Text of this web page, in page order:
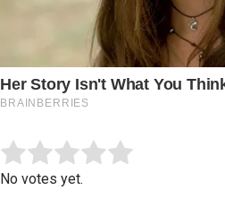
Rate this item:
No votes yet.